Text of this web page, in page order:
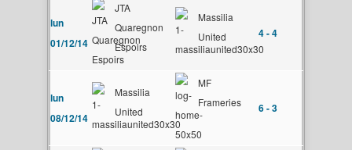
lun
01/12/14
JTA
Quaregnon
Espoirs
Massilia
United
4 - 4
lun
08/12/14
Massilia
United
MF
Frameries
6 - 3